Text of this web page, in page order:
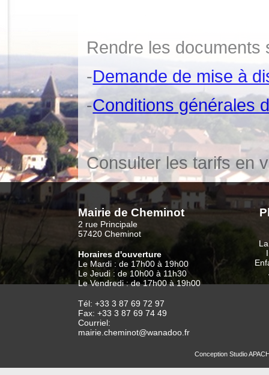
Rendre les documents
-Demande de mise à
-Conditions générales
Consulter les tarifs en
Mairie de Cheminot
2 rue Principale
57420 Cheminot
Horaires d'ouverture
Le Mardi : de 17h00 à 19h00
Le Jeudi : de 10h00 à 11h30
Le Vendredi : de 17h00 à 19h00
Tél: +33 3 87 69 72 97
Fax: +33 3 87 69 74 49
Courriel:
mairie.cheminot@wanadoo.fr
Conception Studio